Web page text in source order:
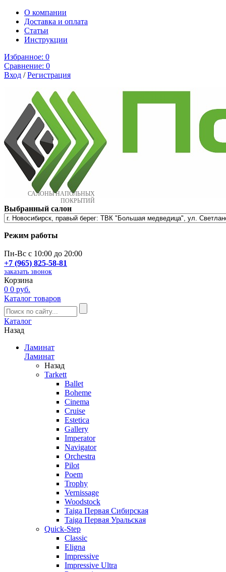
О компании
Доставка и оплата
Cтатьи
Инструкции
Избранное: 0
Сравнение: 0
Вход /Регистрация
САЛОНЫ НАПОЛЬНЫХ
ПОКРЫТИЙ
Выбранный салон
Режим работы
Пн-Вс с 10:00 до 20:00
+7 (965) 825-58-81
заказать звонок
Корзина
0 0 руб.
Каталог товаров
Каталог
Назад
Ламинат
Ламинат
Назад
Tarkett
Ballet
Boheme
Cinema
Cruise
Estetica
Gallery
Imperator
Navigator
Orchestra
Pilot
Poem
Trophy
Vernissage
Woodstock
Taiga Первая Сибирская
Taiga Первая Уральская
Quick-Step
Classic
Eligna
Impressive
Impressive Ultra